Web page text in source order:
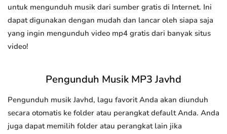
untuk mengunduh musik dari sumber gratis di Internet. Ini
dapat digunakan dengan mudah dan lancar oleh siapa saja
yang ingin mengunduh video mp4 gratis dari banyak situs
video!
Pengunduh Musik MP3 Javhd
Pengunduh musik Javhd, lagu favorit Anda akan diunduh
secara otomatis ke folder atau perangkat default Anda. Anda
juga dapat memilih folder atau perangkat lain jika